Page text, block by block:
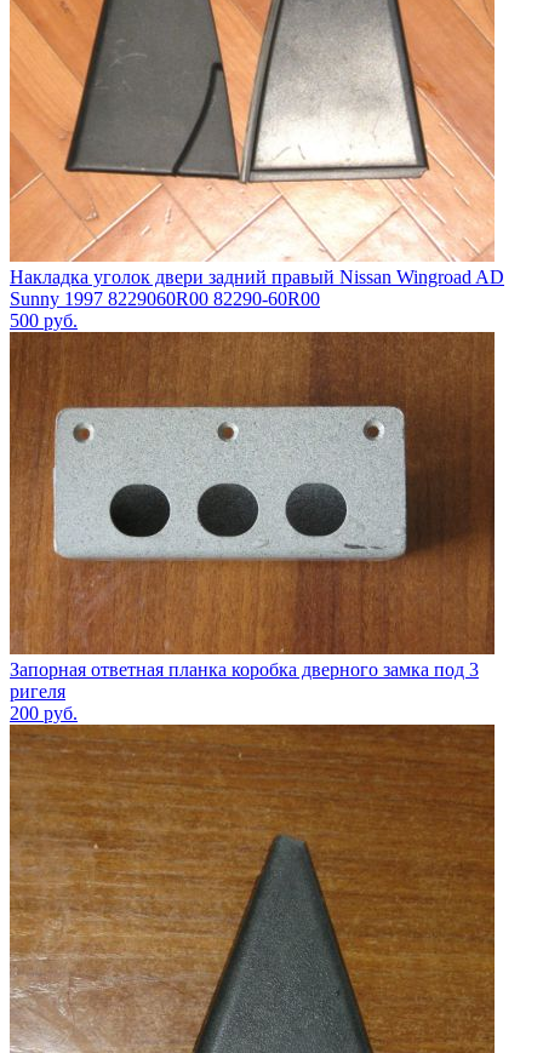
Накладка уголок двери задний правый Nissan Wingroad AD
Sunny 1997 8229060R00 82290-60R00
500 руб.
Запорная ответная планка коробка дверного замка под 3
ригеля
200 руб.